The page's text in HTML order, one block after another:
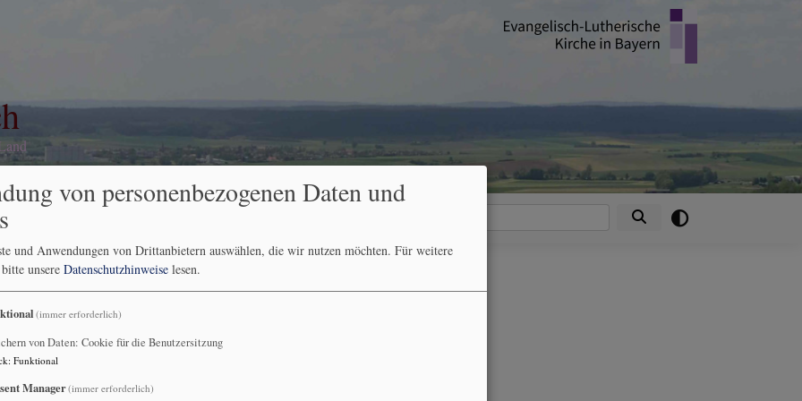
nach Trinitatis 19. Juni
19. Juni
von personenbezogenen Daten und
und Anwendungen von Drittanbietern auswählen, die wir nutzen möchten. Für weitere
unsere Datenschutzhinweise lesen.
(immer erforderlich)
von Daten: Cookie für die Benutzersitzung
: Funktional
Manager(immer erforderlich)